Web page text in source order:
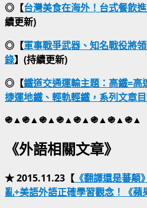
◎【台灣美食在海外！台式餐飲
續更新)
◎【軍事戰爭武器、知名戰役將
錄】(持續更新)
◎【鐵道交通運輸主題：高鐵=高
捷運地鐵、輕軌輕鐵，系列文章目
֍▲֍▲֍▲֍▲֍▲֍▲֍▲֍▲
《外語相關文章》
★ 2015.11.23【 《翻譯還是蕃
亂+美語外語正確學習觀念！《蘋